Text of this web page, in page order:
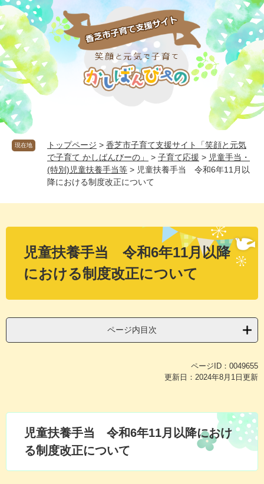
ペ
ー
ジ
の
先
頭
で
す
。
メ
ニ
ュ
ー
を
飛
ば
し
て
本
文
現在地 トップページ > 香芝市子育て支援サイト「笑顔と元気
で子育て かしばんびーの」
> 子育て応援 > 児童手当・
(特別)児童扶養手当等 > 児童扶養手当 令和6年11月以
降における制度改正について
文
児童扶養手当 令和6年11月以降
における制度改正について
ページ内目次
ページID：0049655
更新日：2024年8月1日更新
児童扶養手当 令和6年11月以降におけ
る制度改正について